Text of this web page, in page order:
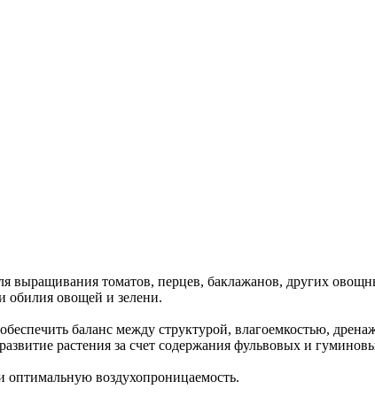
выращивания томатов, перцев, баклажанов, других
обилия овощей и зелени.
баланс между структурой, влагоемкостью,
растения за счет содержания фульвовых и
оптимальную воздухопроницаемость.